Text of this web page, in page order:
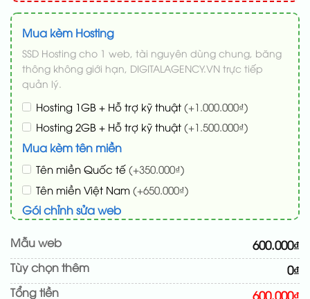
Mua kèm Hosting
SSD Hosting cho 1 web, tài nguyên dùng chung, băng
thông không giới hạn, DIGITALAGENCY.VN trực tiếp
quản lý.
Hosting 1GB + Hỗ trợ kỹ thuật (+1.000.000₫)
Hosting 2GB + Hỗ trợ kỹ thuật (+1.500.000₫)
Mua kèm tên miền
Tên miền Quốc tế (+350.000₫)
Tên miền Việt Nam (+650.000₫)
Gói chỉnh sửa web
Thay logo + thông tin doanh nghiệp
(+50.000₫)
Đổi màu chủ đạo theo tông của logo
Sửa danh mục và sắp xếp lại đề mục menu cho
Mẫu web 600.000₫
Tùy chọn thêm 0₫
Tổng tiền 600.000₫